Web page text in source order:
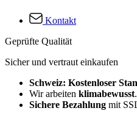
Kontakt
Geprüfte Qualität
Sicher und vertraut einkaufen
Schweiz: Kostenloser
Wir arbeiten klimabewusst.
Sichere Bezahlung mit